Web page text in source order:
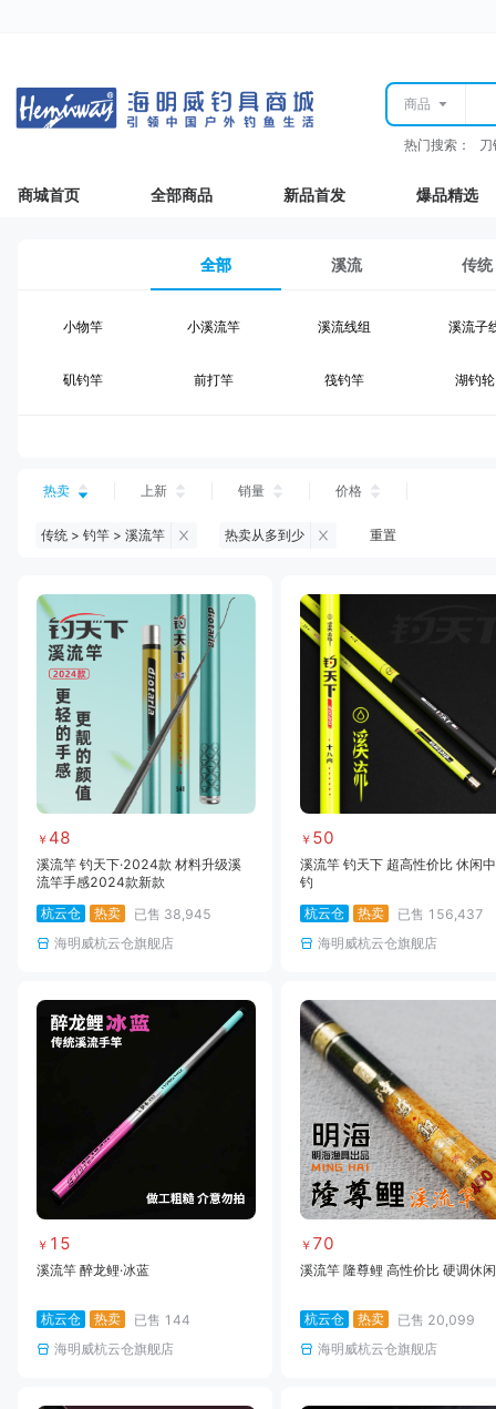
商品
热门搜索：
商城首页 全部商品 新品首发 爆品精选
全部 溪流 传统
小物竿 小溪流竿 溪流线组 溪流子
矶钓竿 前打竿 筏钓竿 湖钓轮
台钓仕挂 台钓钩
钓鱼伞 台钓服饰 台钓装备
黑坑浮漂 黑坑配件 黑坑钓灯 黑坑网
黑坑饵料 马口竿 路亚竿
路亚装备 海钓轮
热卖 上新 销量 价格
传统 > 钓竿 > 溪流竿 热卖从多到少 重置
￥ 48
溪流竿 钓天下·2024款 材料升级溪
流竿手感2024款新款
杭云仓
热卖 已售 38,945
海明威杭云仓旗舰店
￥ 50
溪流竿 钓天下 超高性价比 休闲
钓
杭云仓
热卖 已售 156,437
海明威杭云仓旗舰店
￥ 15
溪流竿 醉龙鲤·冰蓝
杭云仓 热卖 已售 144
海明威杭云仓旗舰店
￥ 70
溪流竿 隆尊鲤 高性价比 硬调休闲
杭云仓 热卖 已售 20,099
海明威杭云仓旗舰店